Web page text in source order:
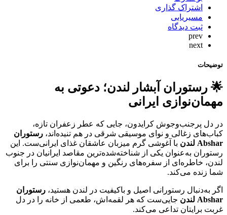
اشتراک گذاری
مسیریابی
ثبت دیدگاه
prev
next
توضیحات
🌟 رستوران آبشار لندن؛ دعوتی به
مهمان‌نوازی ایرانی
در دل پرجنب‌وجوش کرایدون، جایی که عطر زعفران تازه،
کباب‌های زغالی و نوای موسیقی شرقی در هم تنیده‌اند،رستوران
Abshar لندنبا آغوشی گرم میزبان عاشقان غذای ایرانی‌ست. این
رستوران به‌عنوان یکی از شناخته‌شده‌ترین مقاصد ایرانیان در جنوب
لندن، خاطره‌ای از سفره‌های رنگین و مهمان‌نوازی سنتی را برای
شما زنده می‌کند.
اگر به‌دنبال رستورانی اصیل و باکیفیت در لندن هستید،رستوران
Abshar لندنجایی‌ست که هر لقمه‌اش، طعمی از خانه را در دل
غربت برایتان تداعی می‌کند.